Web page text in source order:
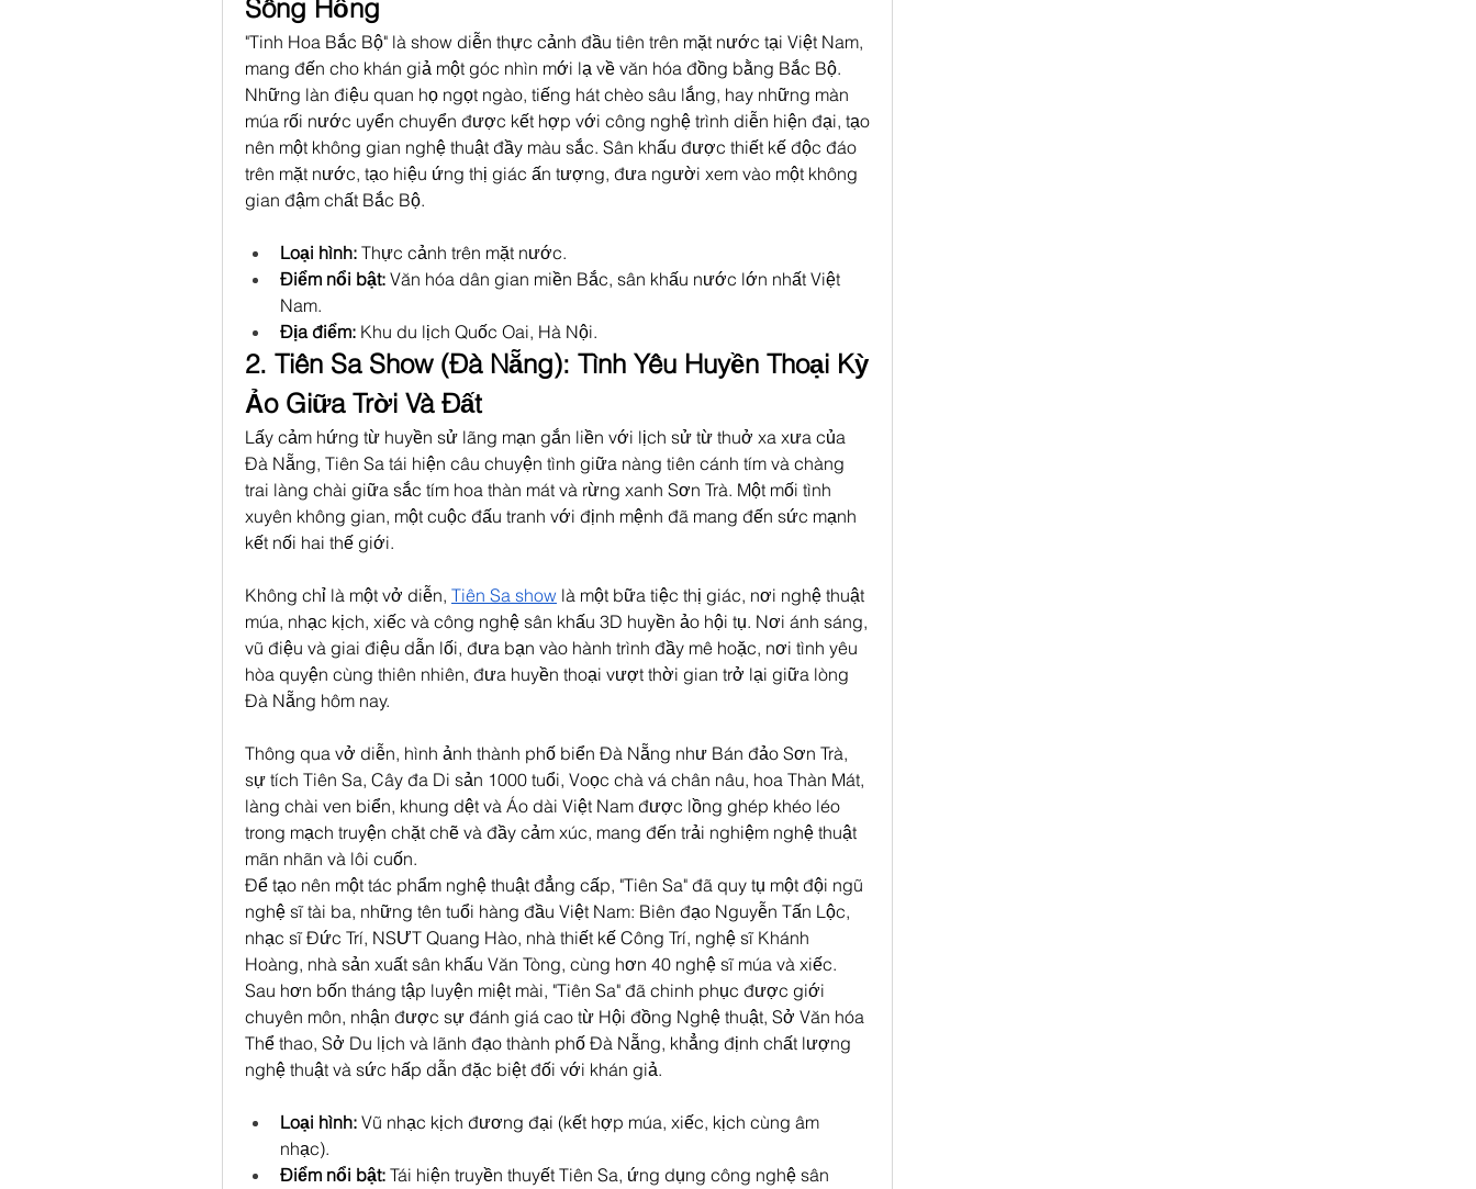
Sông Hồng
"Tinh Hoa Bắc Bộ" là show diễn thực cảnh đầu tiên trên mặt nước tại Việt Nam,
mang đến cho khán giả một góc nhìn mới lạ về văn hóa đồng bằng Bắc Bộ.
Những làn điệu quan họ ngọt ngào, tiếng hát chèo sâu lắng, hay những màn
múa rối nước uyển chuyển được kết hợp với công nghệ trình diễn hiện đại, tạo
nên một không gian nghệ thuật đầy màu sắc. Sân khấu được thiết kế độc đáo
trên mặt nước, tạo hiệu ứng thị giác ấn tượng, đưa người xem vào một không
gian đậm chất Bắc Bộ.
Loại hình: Thực cảnh trên mặt nước.
Điểm nổi bật: Văn hóa dân gian miền Bắc, sân khấu nước lớn nhất Việt
Nam.
Địa điểm: Khu du lịch Quốc Oai, Hà Nội.
2. Tiên Sa Show (Đà Nẵng): Tình Yêu Huyền Thoại Kỳ
Ảo Giữa Trời Và Đất
Lấy cảm hứng từ huyền sử lãng mạn gắn liền với lịch sử từ thuở xa xưa của
Đà Nẵng, Tiên Sa tái hiện câu chuyện tình giữa nàng tiên cánh tím và chàng
trai làng chài giữa sắc tím hoa thàn mát và rừng xanh Sơn Trà. Một mối tình
xuyên không gian, một cuộc đấu tranh với định mệnh đã mang đến sức mạnh
kết nối hai thế giới.
Không chỉ là một vở diễn, Tiên Sa show là một bữa tiệc thị giác, nơi nghệ thuật
múa, nhạc kịch, xiếc và công nghệ sân khấu 3D huyền ảo hội tụ. Nơi ánh sáng,
vũ điệu và giai điệu dẫn lối, đưa bạn vào hành trình đầy mê hoặc, nơi tình yêu
hòa quyện cùng thiên nhiên, đưa huyền thoại vượt thời gian trở lại giữa lòng
Đà Nẵng hôm nay.
Thông qua vở diễn, hình ảnh thành phố biển Đà Nẵng như Bán đảo Sơn Trà,
sự tích Tiên Sa, Cây đa Di sản 1000 tuổi, Voọc chà vá chân nâu, hoa Thàn Mát,
làng chài ven biển, khung dệt và Áo dài Việt Nam được lồng ghép khéo léo
trong mạch truyện chặt chẽ và đầy cảm xúc, mang đến trải nghiệm nghệ thuật
mãn nhãn và lôi cuốn.
Để tạo nên một tác phẩm nghệ thuật đẳng cấp, "Tiên Sa" đã quy tụ một đội ngũ
nghệ sĩ tài ba, những tên tuổi hàng đầu Việt Nam: Biên đạo Nguyễn Tấn Lộc,
nhạc sĩ Đức Trí, NSƯT Quang Hào, nhà thiết kế Công Trí, nghệ sĩ Khánh
Hoàng, nhà sản xuất sân khấu Văn Tòng, cùng hơn 40 nghệ sĩ múa và xiếc.
Sau hơn bốn tháng tập luyện miệt mài, "Tiên Sa" đã chinh phục được giới
chuyên môn, nhận được sự đánh giá cao từ Hội đồng Nghệ thuật, Sở Văn hóa
Thể thao, Sở Du lịch và lãnh đạo thành phố Đà Nẵng, khẳng định chất lượng
nghệ thuật và sức hấp dẫn đặc biệt đối với khán giả.
Loại hình: Vũ nhạc kịch đương đại (kết hợp múa, xiếc, kịch cùng âm
nhạc).
Điểm nổi bật: Tái hiện truyền thuyết Tiên Sa, ứng dụng công nghệ sân